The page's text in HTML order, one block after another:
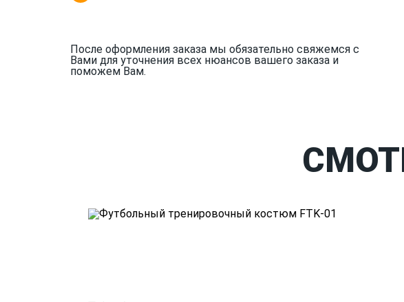
После оформления заказа мы обязательно свяжемся с
Вами для уточнения всех нюансов вашего заказа и
поможем Вам.